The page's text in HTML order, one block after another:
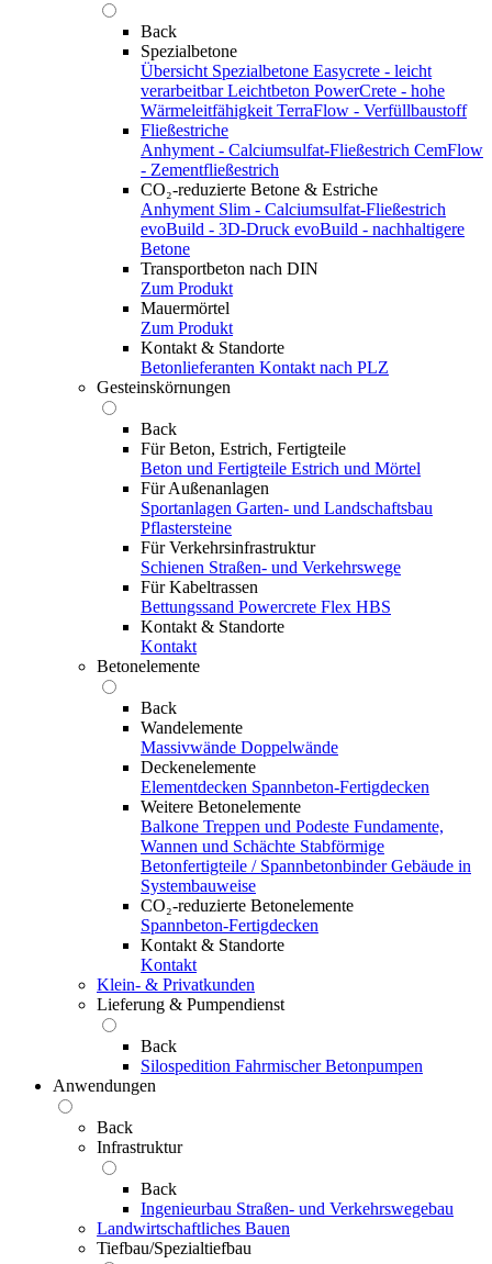
Back
Spezialbetone
Übersicht Spezialbetone Easycrete - leicht
verarbeitbar Leichtbeton PowerCrete - hohe
Wärmeleitfähigkeit TerraFlow - Verfüllbaustoff
Fließestriche
Anhyment - Calciumsulfat-Fließestrich CemFlow
- Zementfließestrich
CO₂-reduzierte Betone & Estriche
Anhyment Slim - Calciumsulfat-Fließestrich
evoBuild - 3D-Druck evoBuild - nachhaltigere
Betone
Transportbeton nach DIN
Zum Produkt
Mauermörtel
Zum Produkt
Kontakt & Standorte
Betonlieferanten Kontakt nach PLZ
Gesteinskörnungen
Back
Für Beton, Estrich, Fertigteile
Beton und Fertigteile Estrich und Mörtel
Für Außenanlagen
Sportanlagen Garten- und Landschaftsbau
Pflastersteine
Für Verkehrsinfrastruktur
Schienen Straßen- und Verkehrswege
Für Kabeltrassen
Bettungssand Powercrete Flex HBS
Kontakt & Standorte
Kontakt
Betonelemente
Back
Wandelemente
Massivwände Doppelwände
Deckenelemente
Elementdecken Spannbeton-Fertigdecken
Weitere Betonelemente
Balkone Treppen und Podeste Fundamente,
Wannen und Schächte Stabförmige
Betonfertigteile / Spannbetonbinder Gebäude in
Systembauweise
CO₂-reduzierte Betonelemente
Spannbeton-Fertigdecken
Kontakt & Standorte
Kontakt
Klein- & Privatkunden
Lieferung & Pumpendienst
Back
Silospedition Fahrmischer Betonpumpen
Anwendungen
Back
Infrastruktur
Back
Ingenieurbau Straßen- und Verkehrswegebau
Landwirtschaftliches Bauen
Tiefbau/Spezialtiefbau